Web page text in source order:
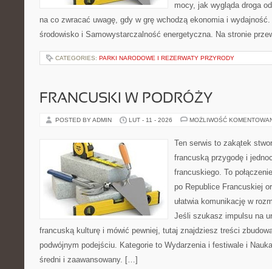
mocy, jak wygląda droga
na co zwracać uwagę, gdy w grę wchodzą ekonomia i
środowisko i Samowystarczalność energetyczna. Na stronie
CATEGORIES: PARKI NARODOWE I REZERWATY PRZYRODY
FRANCUSKI W PODRÓŻY
POSTED BY ADMIN LUT - 11 - 2026 MOŻLIWOŚĆ
Ten serwis to zakątek
francuską przygodę i
francuskiego. To
po Republice Francuskiej
ułatwia komunikację w
Jeśli szukasz impulsu na
francuską kulturę i mówić pewniej, tutaj znajdziesz treści
podwójnym podejściu. Kategorie to Wydarzenia i festiwale i
średni i zaawansowany. […]